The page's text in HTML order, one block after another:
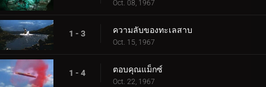
Oct. 08, 1967
1 - 3 ความลับของทะเลสาบ
Oct. 15, 1967
1 - 4 ตอบคุณแม็กซ์
Oct. 22, 1967